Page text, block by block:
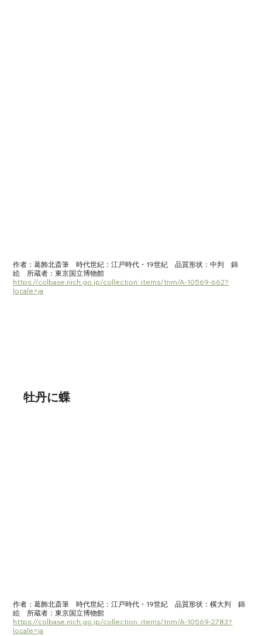
作者：葛飾北斎筆　時代世紀：江戸時代・19世紀　品質形状：中判　錦
絵　所蔵者：東京国立博物館
https://colbase.nich.go.jp/collection_items/tnm/A-10569-662?
locale=ja
牡丹に蝶
作者：葛飾北斎筆　時代世紀：江戸時代・19世紀　品質形状：横大判　錦
絵　所蔵者：東京国立博物館
https://colbase.nich.go.jp/collection_items/tnm/A-10569-2783?
locale=ja